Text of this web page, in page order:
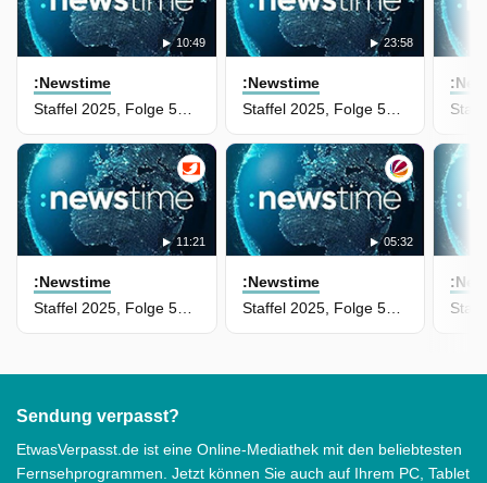
10:49
:Newstime
Staffel 2025, Folge 51 - :newstime vom 20. Februar 2026 | 15:45
23:58
:Newstime
Staffel 2025, Folge 50 - :newstime vom 19. Februar 2026 | 19:45
11:21
:Newstime
05:32
:Newstime
Staffel 2025, Folge 50 - :newstime vom 19. Februar 2026 | 6:25
Sendung verpasst?
EtwasVerpasst.de ist eine Online-Mediathek mit den beliebtesten
Fernsehprogrammen. Jetzt können Sie auch auf Ihrem PC, Tablet